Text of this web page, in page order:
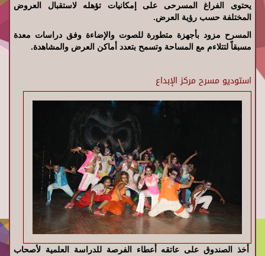
يحتوى الفراغ المسرحى على إمكانيات تؤهله لاستقبال العروض
المختلفة حسب رؤية العرض.
المسرح مزود بأجهزة متطورة للصوت والإضاءة وفق دراسات معدة
مسبقاً لتتلاءم مع المساحة وتسمح بتعدد أماكن العرض والمشاهدة.
استوديو مسرح مركز الإبداع
أخذ الصندوق على عاتقه أعطاء الفرصة للدراسة العلمية لأصحاب